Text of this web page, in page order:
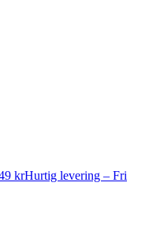
Hurtig levering – Fri